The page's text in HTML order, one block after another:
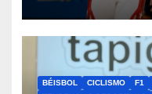
BÉISBOL CICLISMO F1